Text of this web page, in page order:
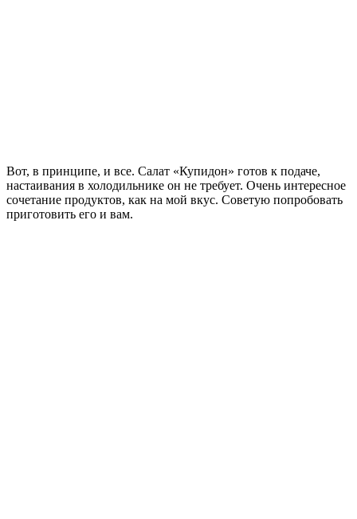
Вот, в принципе, и все. Салат «Купидон» готов к подаче,
настаивания в холодильнике он не требует. Очень интересное
сочетание продуктов, как на мой вкус. Советую попробовать
приготовить его и вам.